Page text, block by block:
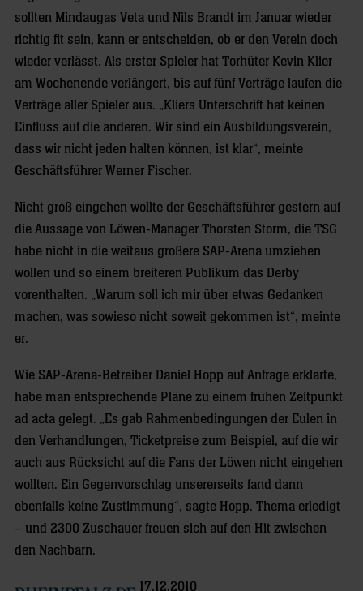
sollten Mindaugas Veta und Nils Brandt im Januar wieder
richtig fit sein, kann er entscheiden, ob er den Verein doch
wieder verlässt. Als erster Spieler hat Torhüter Kevin Klier
am Wochenende verlängert, bis auf fünf Verträge laufen die
Verträge aller Spieler aus. „Kliers Unterschrift hat keinen
Einfluss auf die anderen. Wir sind ein Ausbildungsverein,
dass wir nicht jeden halten können, ist klar“, meinte
Geschäftsführer Werner Fischer.
Nicht groß eingehen wollte der Geschäftsführer gestern auf
die Aussage von Löwen-Manager Thorsten Storm, die TSG
habe nicht in die weitaus größere SAP-Arena umziehen
wollen und so einem breiteren Publikum das Derby
vorenthalten. „Warum soll ich mir über etwas Gedanken
machen, was sowieso nicht soweit gekommen ist“, meinte
er.
Wie SAP-Arena-Betreiber Daniel Hopp auf Anfrage erklärte,
habe man entsprechende Pläne zu einem frühen Zeitpunkt
ad acta gelegt. „Es gab Rahmenbedingungen der Eulen in
den Verhandlungen, Ticketpreise zum Beispiel, auf die wir
auch aus Rücksicht auf die Fans der Löwen nicht eingehen
wollten. Ein Gegenvorschlag unsererseits fand dann
ebenfalls keine Zustimmung“, sagte Hopp. Thema erledigt
– und 2300 Zuschauer freuen sich auf den Hit zwischen
den Nachbarn.
17.12.2010